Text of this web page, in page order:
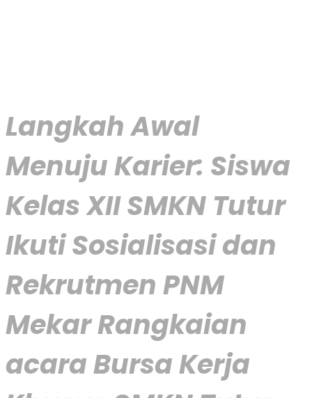
Langkah Awal
Menuju Karier: Siswa
Kelas XII SMKN Tutur
Ikuti Sosialisasi dan
Rekrutmen PNM
Mekar Rangkaian
acara Bursa Kerja